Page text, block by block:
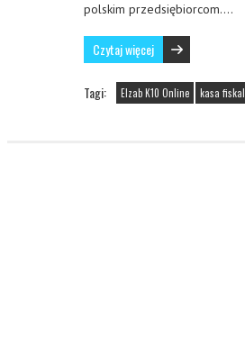
polskim przedsiębiorcom….
Czytaj więcej
Tagi: Elzab K10 Online kasa